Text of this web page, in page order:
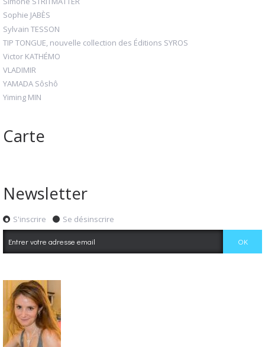
Sophie JABÈS
Sylvain TESSON
TIP TONGUE, nouvelle collection des Éditions SYROS
Victor KATHÉMO
VLADIMIR
YAMADA Sôshô
Yiming MIN
Carte
Newsletter
S'inscrire Se désinscrire